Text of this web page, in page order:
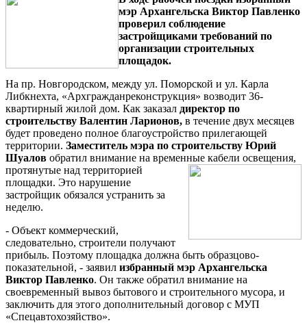
мэр Архангельска Виктор Павленко
проверил соблюдение
застройщиками требований по
организации строительных
площадок.
На пр. Новгородском, между ул. Поморской и ул. Карла
Либкнехта, «Архгражданреконструкция» возводит 36-
квартирный жилой дом. Как заказал директор по
строительству Валентин Ларионов, в течение двух месяцев
будет проведено полное благоустройство прилегающей
территории. Заместитель мэра по строительству Юрий
Шуалов обратил внимание на временные кабели освещения,
протянутые над территорией
площадки. Это нарушение
застройщик обязался устранить за
неделю.
- Объект коммерческий,
следовательно, строители получают
прибыль. Поэтому площадка должна быть образцово-
показательной, - заявил избранный мэр Архангельска
Виктор Павленко. Он также обратил внимание на
своевременный вывоз бытового и строительного мусора, и
заключить для этого дополнительный договор с МУП
«Спецавтохозяйство».